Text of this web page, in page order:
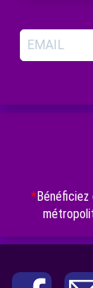
*Bénéficiez